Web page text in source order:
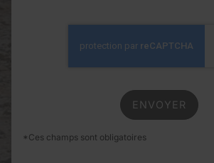
*Ces champs sont obligatoires